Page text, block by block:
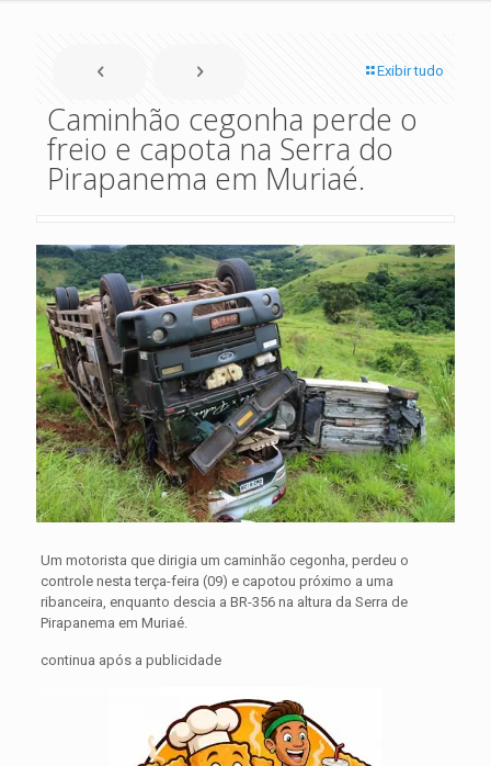
Exibir tudo
Caminhão cegonha perde o
freio e capota na Serra do
Pirapanema em Muriaé.
Um motorista que dirigia um caminhão cegonha, perdeu o
controle nesta terça-feira (09) e capotou próximo a uma
ribanceira, enquanto descia a BR-356 na altura da Serra de
Pirapanema em Muriaé.
continua após a publicidade